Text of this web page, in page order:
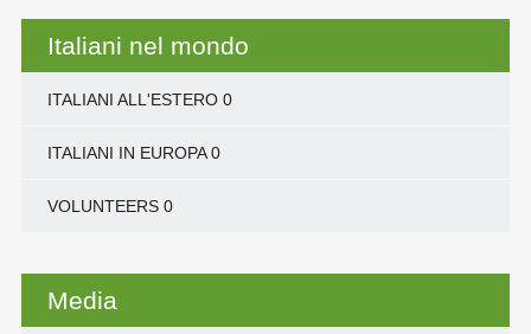
Italiani nel mondo
ITALIANI ALL'ESTERO0
ITALIANI IN EUROPA0
VOLUNTEERS0
Media